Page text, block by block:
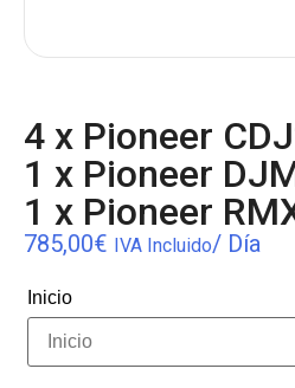
4 x Pioneer
1 x Pioneer
1 x Pioneer
785,00€ IVA Incluido/ Día
Inicio